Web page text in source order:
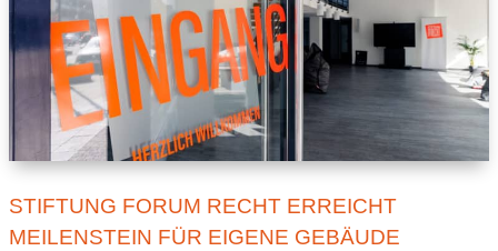
STIFTUNG FORUM RECHT ERREICHT
MEILENSTEIN FÜR EIGENE GEBÄUDE